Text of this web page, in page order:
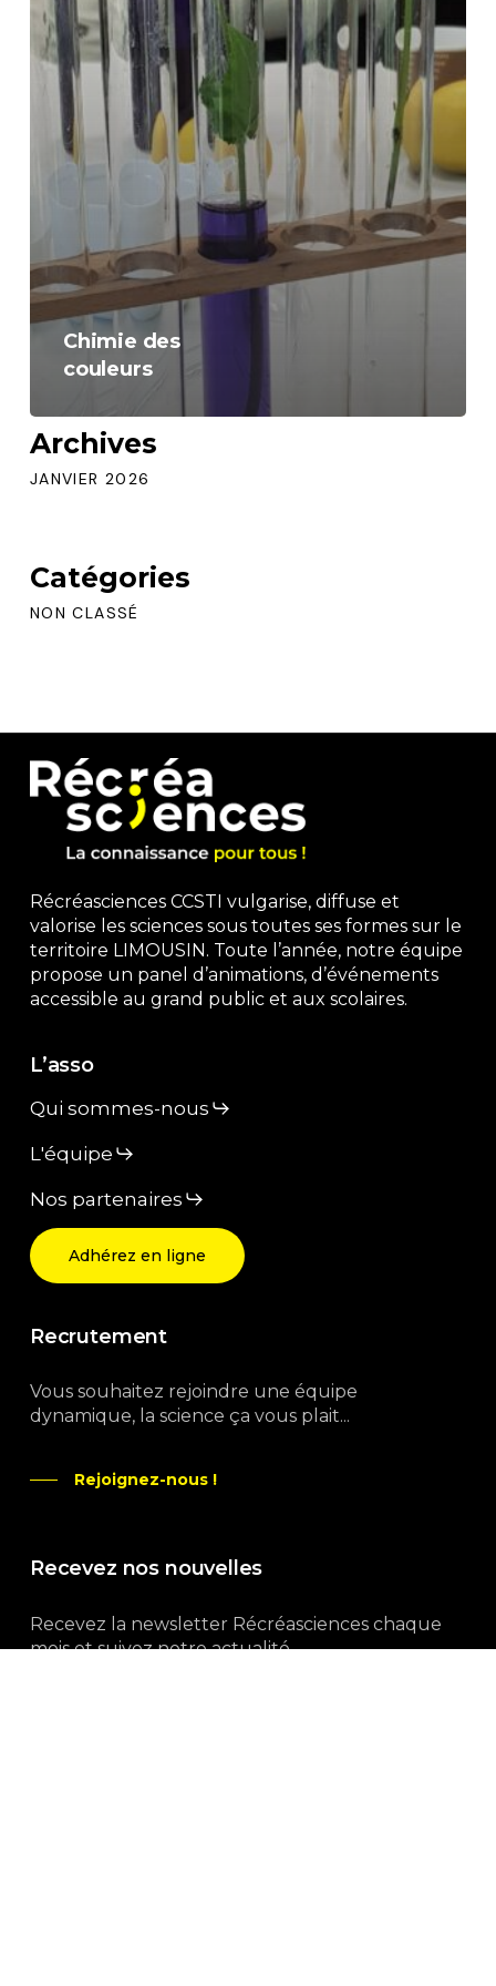
Chimie des
couleurs
Archives
JANVIER 2026
Catégories
NON CLASSÉ
Récréasciences CCSTI vulgarise, diffuse et
valorise les sciences sous toutes ses formes sur le
territoire LIMOUSIN. Toute l’année, notre équipe
propose un panel d’animations, d’événements
accessible au grand public et aux scolaires.
L’asso
Qui sommes-nous
L'équipe
Nos partenaires
Adhérez en ligne
Recrutement
Vous souhaitez rejoindre une équipe
dynamique, la science ça vous plait...
Rejoignez-nous !
Recevez nos nouvelles
Recevez la newsletter Récréasciences chaque
mois et suivez notre actualité...